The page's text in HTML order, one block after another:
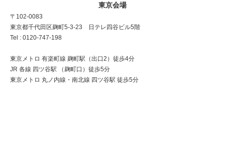
東京会場
〒102-0083
東京都千代田区麹町5-3-23 日テレ四谷ビル5階
Tel : 0120-747-198
東京メトロ 有楽町線 麹町駅（出口2）徒歩4分
JR 各線 四ツ谷駅 （麹町口）徒歩5分
東京メトロ 丸ノ内線・南北線 四ツ谷駅 徒歩5分